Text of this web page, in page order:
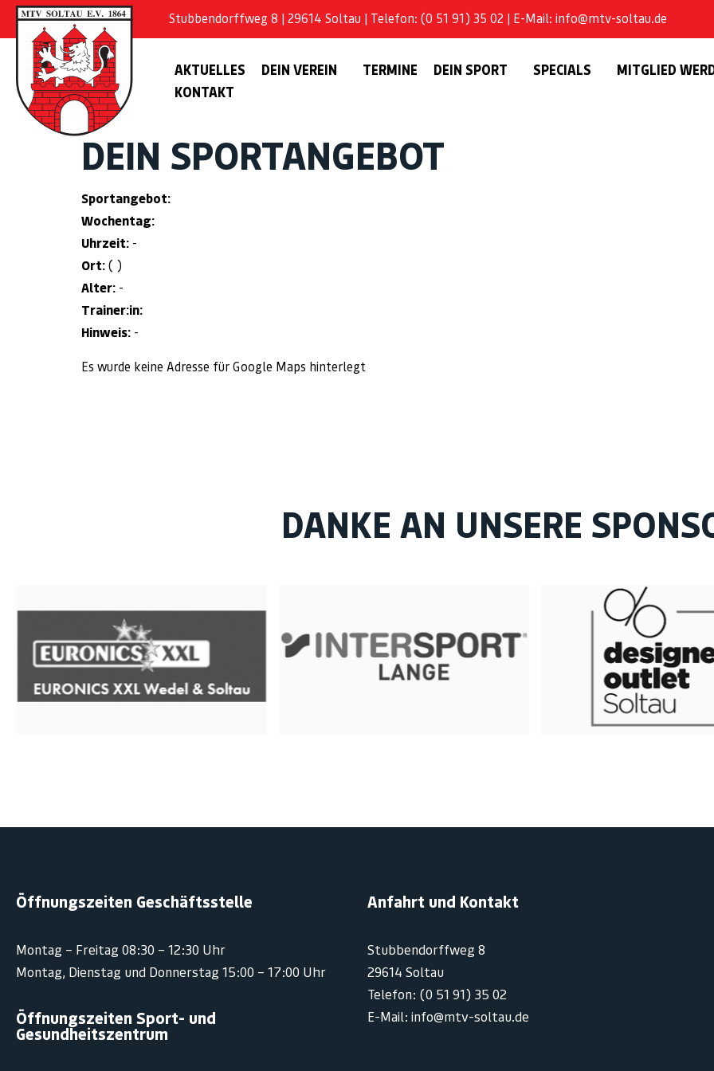
Stubbendorffweg 8 | 29614 Soltau | Telefon: (0 51 91) 35 02 | E-Mail: info@mtv-soltau.de
AKTUELLES DEIN VEREIN TERMINE DEIN SPORT SPECIALS
MITGLIED
KONTAKT
DEIN SPORTANGEBOT
Sportangebot:
Wochentag:
Uhrzeit: -
Ort: ( )
Alter: -
Trainer:in:
Hinweis: -
Es wurde keine Adresse für Google Maps hinterlegt
DANKE AN UNSERE
Öffnungszeiten Geschäftsstelle
Montag – Freitag 08:30 – 12:30 Uhr
Montag, Dienstag und Donnerstag 15:00 – 17:00 Uhr
Öffnungszeiten Sport- und
Gesundheitszentrum
Anfahrt und Kontakt
Stubbendorffweg 8
29614 Soltau
Telefon: (0 51 91) 35 02
E-Mail: info@mtv-soltau.de